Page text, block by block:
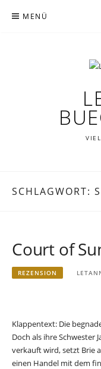
Inhalt MENÜ
SCHLAGWORT:
Court of
REZENSION
Klappentext: Die
Doch als ihre Schwester
verkauft wird, setzt Brie
einen Handel mit dem